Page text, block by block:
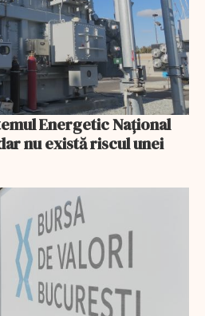
Energetic Național
nu există riscul unei